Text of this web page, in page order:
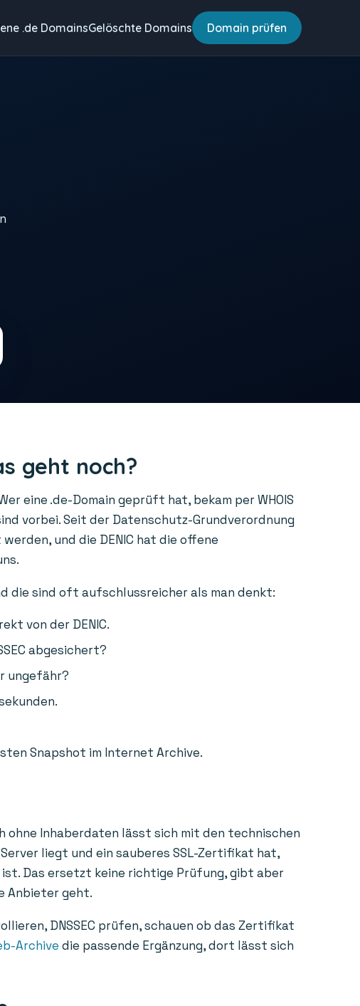
.de DomainsGelöschte Domains Domain prüfen
geht noch?
eine .de-Domain geprüft hat, bekam per WHOIS
vorbei. Seit der Datenschutz-Grundverordnung
und die DENIC hat die offene
die sind oft aufschlussreicher als man denkt:
von der DENIC.
abgesichert?
ungefähr?
Snapshot im Internet Archive.
ohne Inhaberdaten lässt sich mit den technischen
liegt und ein sauberes SSL-Zertifikat hat,
Das ersetzt keine richtige Prüfung, gibt aber
Anbieter geht.
DNSSEC prüfen, schauen ob das Zertifikat
Archive die passende Ergänzung, dort lässt sich